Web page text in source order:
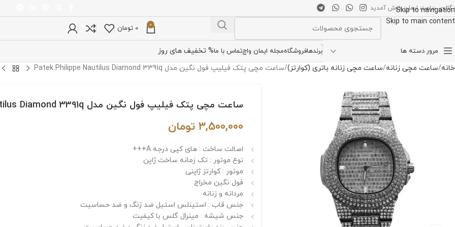
Skip to navigation
Skip to main content
گالری ساعت ایمان خوش آمدید
0
0 تومان
مرور دسته ها برندهافروشگاهمجله ایمان واچتماس با ما% تخفیف های روز
خانه ساعت مچی زنانه ساعت مچی زنانه باتری (کوارتز) ساعت مچی پتک فیلیپ فول نگین مدل Patek Philippe Nautilus Diamond 3391q
ساعت مچی پتک فیلیپ فول نگین مدل Patek Philippe Nautilus Diamond 3391q
3,500,000 تومان
اصالت ساخت : های کپی درجه A+++
نوع موتور : تک زمانه ساخت ژاپن
موتور : کوارتز ژاپنی
فول نگین مخراج
مردانه و زنانه
جنس قاب : استینلس استیل ضد زنگ و ضد حساسیت
جنس شیشه : مینرال گلس با کیفیت